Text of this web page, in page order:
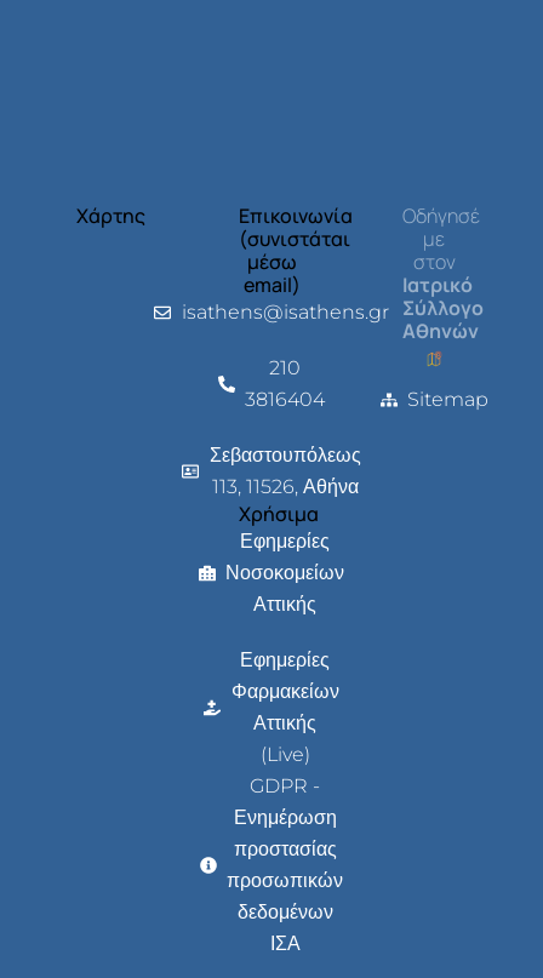
Χάρτης
Επικοινωνία
(συνιστάται
μέσω
email)
isathens@isathens.gr
210
3816404
Σεβαστουπόλεως
113, 11526, Αθήνα
Χρήσιμα
Εφημερίες
Νοσοκομείων
Αττικής
Εφημερίες
Φαρμακείων
Αττικής
(Live)
GDPR -
Ενημέρωση
προστασίας
προσωπικών
δεδομένων
ΙΣΑ
Οδήγησέ
με
στον
Ιατρικό
Σύλλογο
Αθηνών
Sitemap